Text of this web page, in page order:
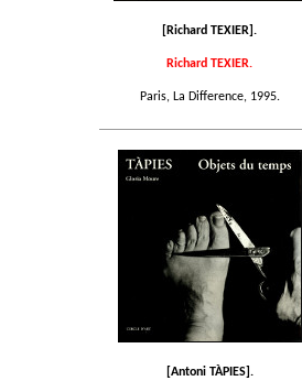
[Richard TEXIER].
Richard TEXIER.
Paris, La Difference, 1995.
[Antoni TÀPIES].